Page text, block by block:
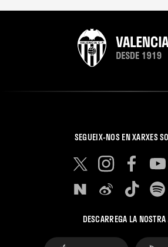
SEGUEIX-NOS EN XARXES
DESCARREGA LA